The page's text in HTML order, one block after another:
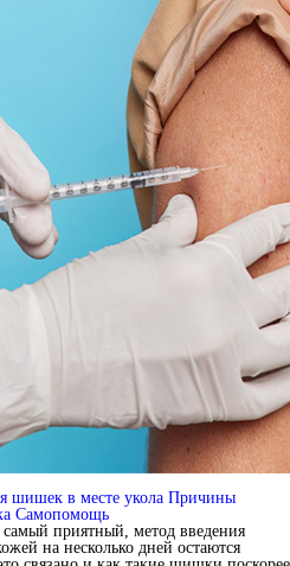
шишек в месте укола Причины
Самопомощь
приятный, метод введения
на несколько дней остаются